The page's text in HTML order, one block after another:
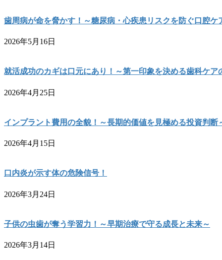
歯周病が命を脅かす！～糖尿病・心疾患リスクを防ぐ口腔ケ
2026年5月16日
就活成功のカギは口元にあり！～第一印象を決める歯科ケア
2026年4月25日
インプラント費用の全貌！～長期的価値を見極める投資判断
2026年4月15日
口内炎が示す体の危険信号！
2026年3月24日
子供の虫歯が奪う学習力！～早期治療で守る成長と未来～
2026年3月14日